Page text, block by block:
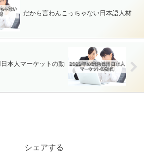
だから言わんこっちゃない日本語人材
本人マーケットの動
シェアする